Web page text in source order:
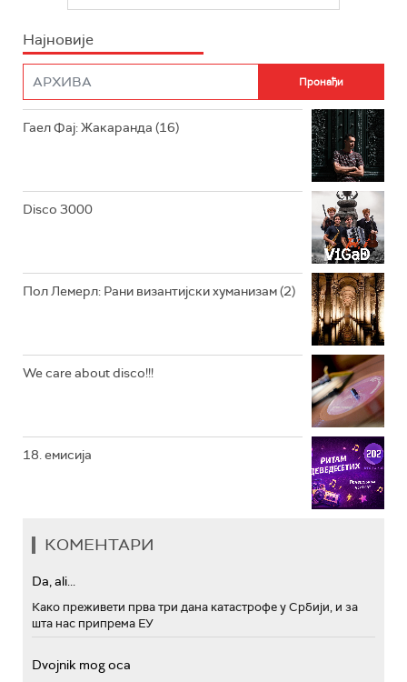
РАДИО РОКЕНРОЛЕР
ИНФО
Најновије
Гаел Фај: Жакаранда (16)
Disco 3000
Пол Лемерл: Рани византијски хуманизам (2)
We care about disco!!!
18. емисија
КОМЕНТАРИ
Da, ali...
Како преживети прва три дана катастрофе у Србији, и за
шта нас припрема ЕУ
Dvojnik mog oca